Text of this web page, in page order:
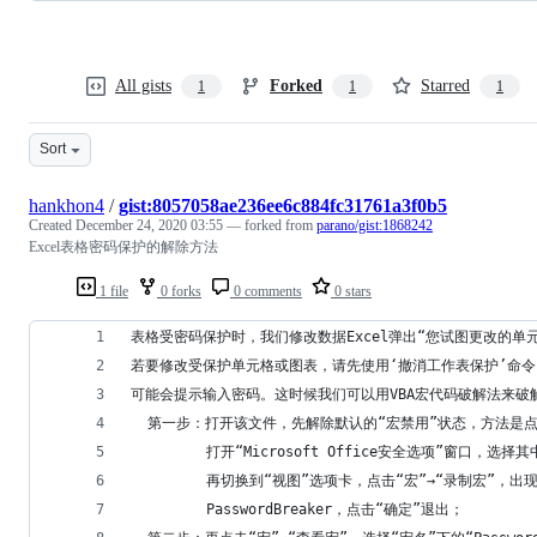
All gists 1 Forked 1 Starred 1
Sort
1 file 0 forks 0 comments 0 stars
hankhon4 /gist:8057058ae236ee6c884fc31761a3f0b5
Created December 24, 2020 03:55 — forked from parano/gist:1868242
Excel表格密码保护的解除方法
表格受密码保护时，我们修改数据Excel弹出“您试图更改的单
若要修改受保护单元格或图表，请先使用‘撤消工作表保护’命
可能会提示输入密码。这时候我们可以用VBA宏代码破解法来破
第一步：打开该文件，先解除默认的“宏禁用”状态，方法是
打开“Microsoft Office安全选项”窗口，选择其
再切换到“视图”选项卡，点击“宏”→“录制宏”，
         PasswordBreaker，点击“确定”退出；